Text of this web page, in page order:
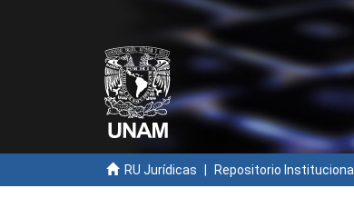
RU Jurídicas Repositorio Institucional